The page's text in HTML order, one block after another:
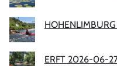
ERFT 2026-06-